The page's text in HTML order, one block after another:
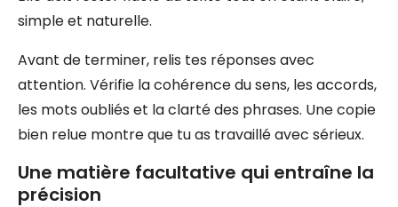
simple et naturelle.
Avant de terminer, relis tes réponses avec
attention. Vérifie la cohérence du sens, les accords,
les mots oubliés et la clarté des phrases. Une copie
bien relue montre que tu as travaillé avec sérieux.
Une matière facultative qui entraîne la
précision